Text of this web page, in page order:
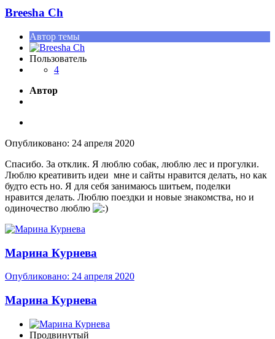
Breesha Ch
Автор темы
Пользователь
4
Автор
Опубликовано: 24 апреля 2020
Спасибо. За отклик. Я люблю собак, люблю лес и прогулки.
Люблю креативить идеи мне и сайты нравится делать, но как
будто есть но. Я для себя занимаюсь шитьем, поделки
нравится делать. Люблю поездки и новые знакомства, но и
одиночество люблю
Марина Курнева
Опубликовано: 24 апреля 2020
Марина Курнева
Продвинутый